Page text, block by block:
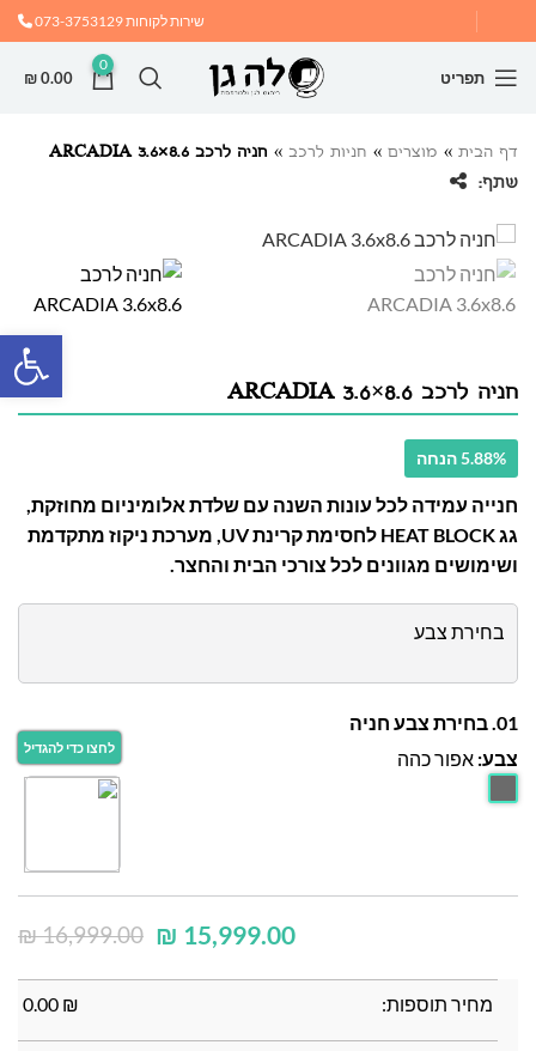
שירות לקוחות073-3753129
תפריט
0
₪0.00
דף הבית » מוצרים » חניות לרכב » חניה לרכב ARCADIA 3.6×8.6
שתף:
חניה לרכב ARCADIA 3.6×8.6
5.88% הנחה
חנייה עמידה לכל עונות השנה עם שלדת אלומיניום מחוזקת,
גג HEAT BLOCK לחסימת קרינת UV, מערכת ניקוז מתקדמת
ושימושים מגוונים לכל צורכי הבית והחצר.
בחירת צבע
01. בחירת צבע חניה
צבע: אפור כהה
₪16,999.00 ₪ 15,999.00
מחיר תוספות: ₪
0.00